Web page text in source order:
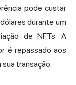
pode custar
durante um
de NFTs. A
é repassado aos
transação.